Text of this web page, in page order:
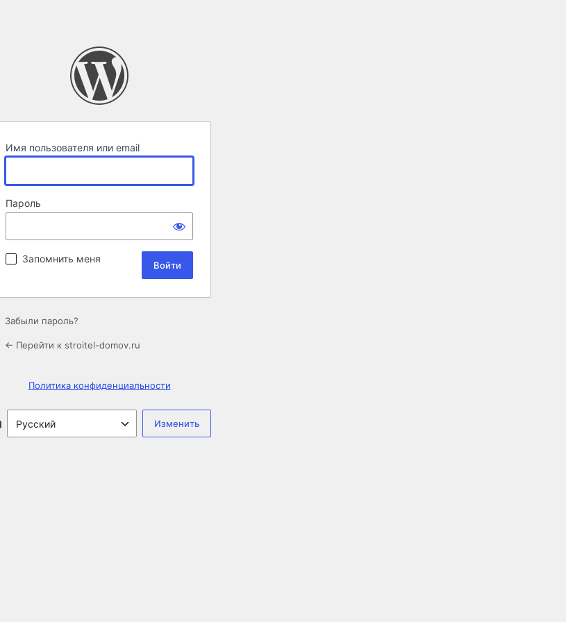
Имя пользователя или email
Пароль
Запомнить меня
Забыли пароль?
← Перейти к stroitel-domov.ru
Политика конфиденциальности
Язык